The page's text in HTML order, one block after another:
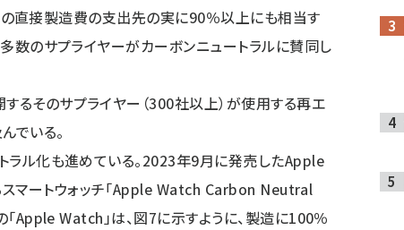
の直接製造費の支出先の実に90％以上にも相当す
数のサプライヤーがカーボンニュートラルに賛同し
そのサプライヤー（300社以上）が使用する再エ
でいる。
ル化も進めている。2023年9月に発売したApple
マートウォッチ「Apple Watch Carbon Neutral
Apple Watch」は、図7に示すように、製造に100％